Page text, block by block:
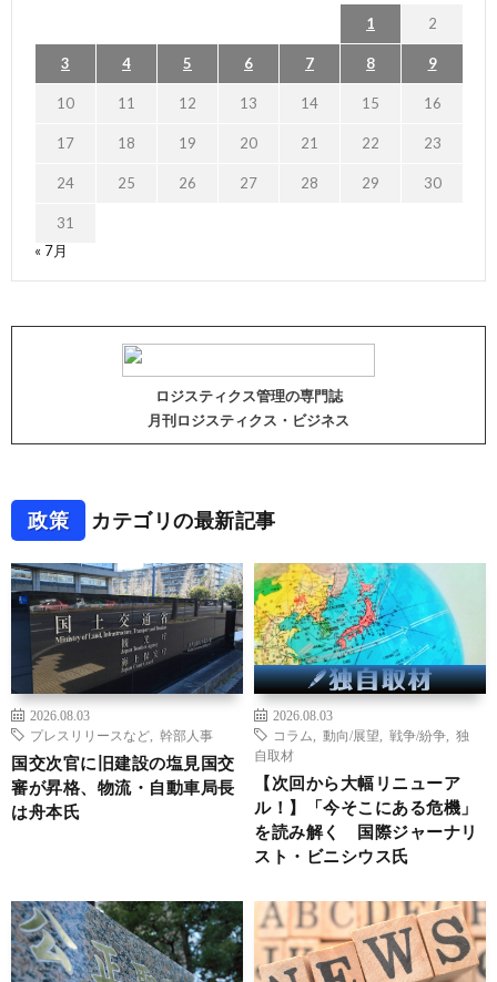
1 2
3 4 5 6 7 8 9
10 11 12 13 14 15 16
17 18 19 20 21 22 23
24 25 26 27 28 29 30
31
« 7月
ロジスティクス管理の専門誌
月刊ロジスティクス・ビジネス
政策 カテゴリの最新記事
2026.08.03
プレスリリースなど
幹部人事
国交次官に旧建設の塩見国交
審が昇格、物流・自動車局長
は舟本氏
2026.08.03
コラム
動向/展望 戦争/紛争
独
自取材
【次回から大幅リニューア
ル！】「今そこにある危機」
を読み解く 国際ジャーナリ
スト・ビニシウス氏